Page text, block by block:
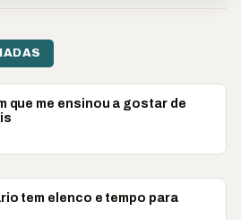
que me ensinou a gostar de
tem elenco e tempo para